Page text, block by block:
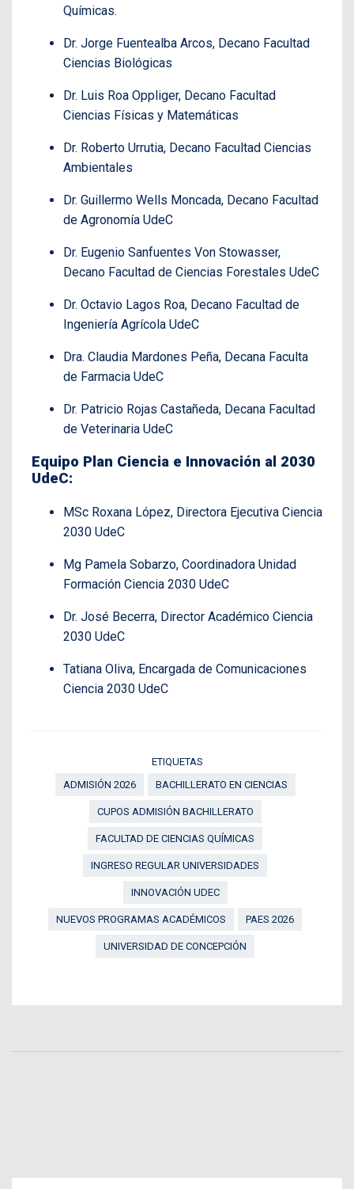
Químicas.
Dr. Jorge Fuentealba Arcos, Decano Facultad
Ciencias Biológicas
Dr. Luis Roa Oppliger, Decano Facultad
Ciencias Físicas y Matemáticas
Dr. Roberto Urrutia, Decano Facultad Ciencias
Ambientales
Dr. Guillermo Wells Moncada, Decano Facultad
de Agronomía UdeC
Dr. Eugenio Sanfuentes Von Stowasser,
Decano Facultad de Ciencias Forestales UdeC
Dr. Octavio Lagos Roa, Decano Facultad de
Ingeniería Agrícola UdeC
Dra. Claudia Mardones Peña, Decana Faculta
de Farmacia UdeC
Dr. Patricio Rojas Castañeda, Decana Facultad
de Veterinaria UdeC
Equipo Plan Ciencia e Innovación al 2030
UdeC:
MSc Roxana López, Directora Ejecutiva Ciencia
2030 UdeC
Mg Pamela Sobarzo, Coordinadora Unidad
Formación Ciencia 2030 UdeC
Dr. José Becerra, Director Académico Ciencia
2030 UdeC
Tatiana Oliva, Encargada de Comunicaciones
Ciencia 2030 UdeC
ETIQUETAS
ADMISIÓN 2026
BACHILLERATO EN CIENCIAS
CUPOS ADMISIÓN BACHILLERATO
FACULTAD DE CIENCIAS QUÍMICAS
INGRESO REGULAR UNIVERSIDADES
INNOVACIÓN UDEC
NUEVOS PROGRAMAS ACADÉMICOS PAES 2026
UNIVERSIDAD DE CONCEPCIÓN